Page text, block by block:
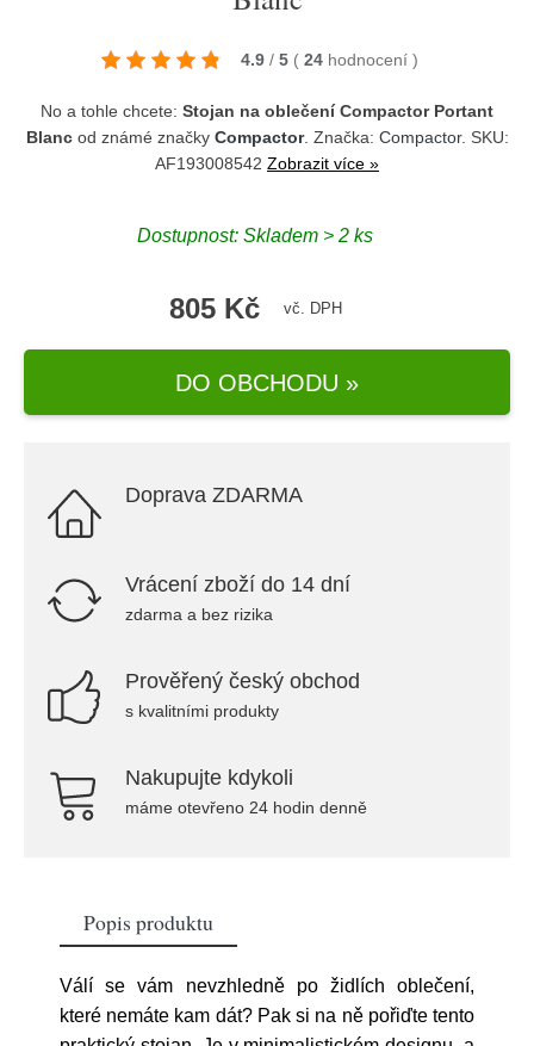
4.9 / 5 ( 24 hodnocení )
No a tohle chcete: Stojan na oblečení Compactor Portant
Blancod známé značky Compactor. Značka: Compactor. SKU:
AF193008542 Zobrazit více »
Dostupnost: Skladem > 2 ks
805 Kč vč. DPH
DO OBCHODU »
Doprava ZDARMA
Vrácení zboží do 14 dní
zdarma a bez rizika
Prověřený český obchod
s kvalitními produkty
Nakupujte kdykoli
máme otevřeno 24 hodin denně
Popis produktu
Válí se vám nevzhledně po židlích oblečení,
které nemáte kam dát? Pak si na ně pořiďte tento